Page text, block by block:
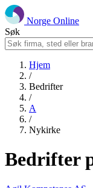
Norge Online
Søk
Hjem
/
Bedrifter
/
A
/
Nykirke
Bedrifter